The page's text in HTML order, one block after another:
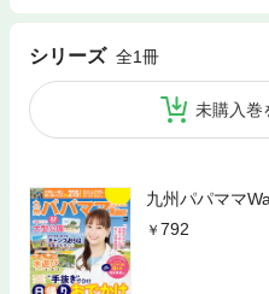
シリーズ 全1冊
未購入巻
九州パパママ
792